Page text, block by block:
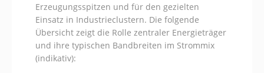
Erzeugungsspitzen und für den gezielten
Einsatz in Industrieclustern. Die folgende
Übersicht zeigt die Rolle zentraler Energieträger
und ihre typischen Bandbreiten im Strommix
(indikativ):